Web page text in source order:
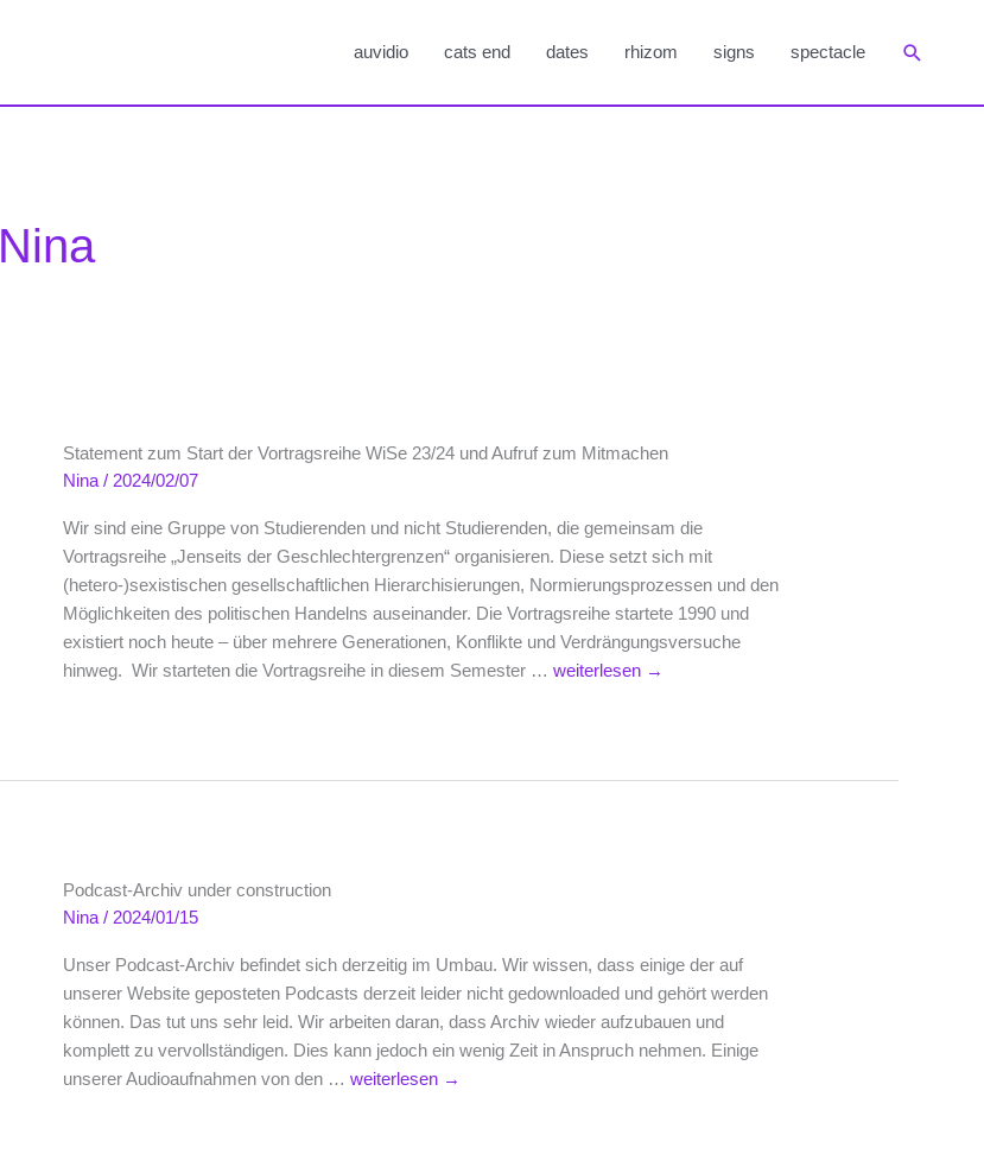
auvidio cats end dates rhizom signs spectacle Suchen
Nina
Statement zum Start der Vortragsreihe WiSe 23/24 und Aufruf zum Mitmachen
Nina/ 2024/02/07
Wir sind eine Gruppe von Studierenden und nicht Studierenden, die gemeinsam die
Vortragsreihe „Jenseits der Geschlechtergrenzen“ organisieren. Diese setzt sich mit
(hetero-)sexistischen gesellschaftlichen Hierarchisierungen, Normierungsprozessen und den
Möglichkeiten des politischen Handelns auseinander. Die Vortragsreihe startete 1990 und
existiert noch heute – über mehrere Generationen, Konflikte und Verdrängungsversuche
hinweg. Wir starteten die Vortragsreihe in diesem Semester …Statement
Vortragsreihe
Mitmachen
weiterlesen →
Podcast-Archiv under construction
Nina/ 2024/01/15
Unser Podcast-Archiv befindet sich derzeitig im Umbau. Wir wissen, dass einige der auf
unserer Website geposteten Podcasts derzeit leider nicht gedownloaded und gehört werden
können. Das tut uns sehr leid. Wir arbeiten daran, dass Archiv wieder aufzubauen und
komplett zu vervollständigen. Dies kann jedoch ein wenig Zeit in Anspruch nehmen. Einige
unserer Audioaufnahmen von den …Podcast-
weiterlesen →